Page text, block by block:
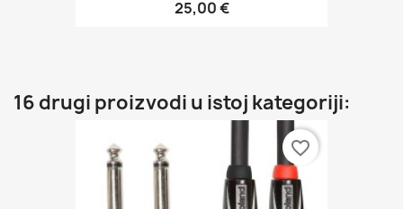
25,00 €
16 drugi proizvodi u istoj kategoriji:
favorite_border